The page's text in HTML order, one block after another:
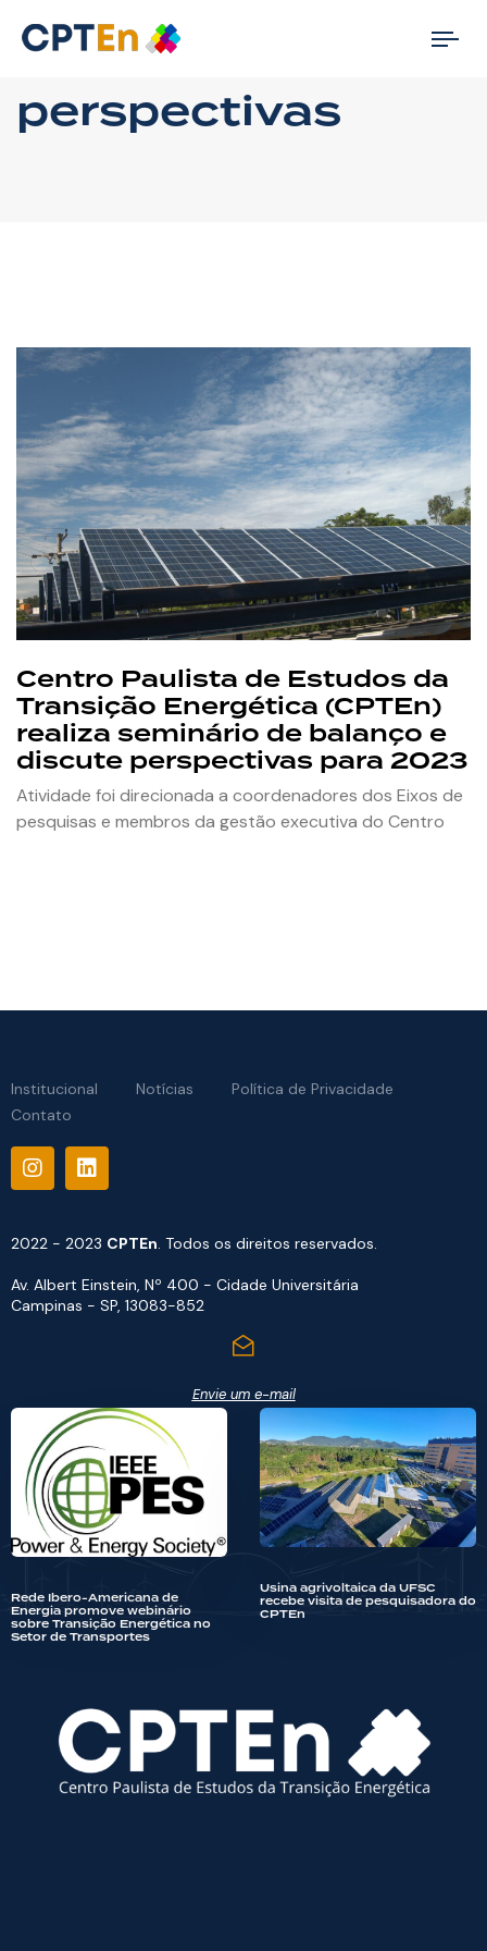
perspectivas
Centro Paulista de Estudos da
Transição Energética (CPTEn)
realiza seminário de balanço e
discute perspectivas para 2023
Atividade foi direcionada a coordenadores dos Eixos de
pesquisas e membros da gestão executiva do Centro
Institucional Notícias
Política de Privacidade
Contato
2022 - 2023 CPTEn. Todos os direitos reservados.
Av. Albert Einstein, Nº 400 - Cidade Universitária
Campinas - SP, 13083-852
Envie um e-mail
Rede Ibero-Americana de
Energia promove webinário
sobre Transição Energética no
Setor de Transportes
Usina agrivoltaica da UFSC
recebe visita de pesquisadora do
CPTEn